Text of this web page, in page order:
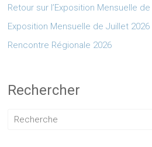
Retour sur l’Exposition Mensuelle
Exposition Mensuelle de Juillet 2026
Rencontre Régionale 2026
Rechercher